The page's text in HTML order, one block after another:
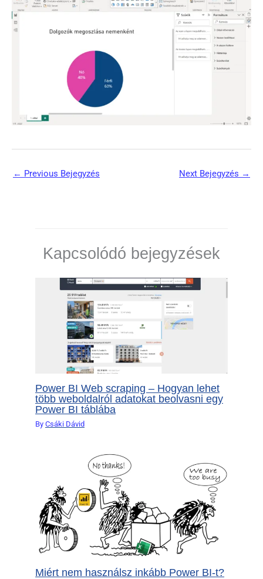
← Previous Bejegyzés Next Bejegyzés →
Kapcsolódó bejegyzések
Power BI Web scraping – Hogyan lehet
több weboldalról adatokat beolvasni egy
Power BI táblába
By Csáki Dávid
Miért nem használsz inkább Power BI-t?